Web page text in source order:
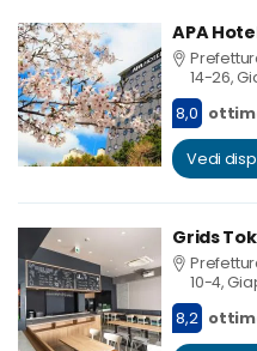
APA
14-26,
8,0
Vedi
Grids
10-4,
8,2